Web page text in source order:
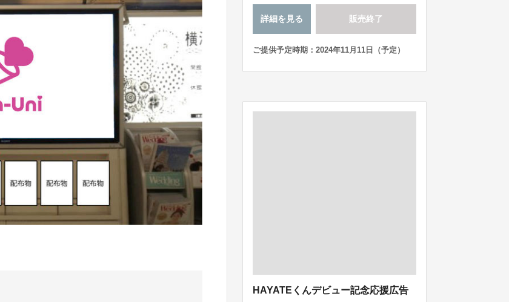
詳細を見る 販売終了
ご提供予定時期：2024年11月11日（予定）
HAYATEくんデビュー記念応援広告